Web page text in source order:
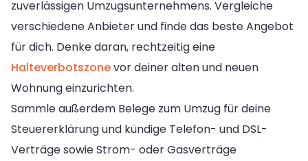
zuverlässigen Umzugsunternehmens. Vergleiche
verschiedene Anbieter und finde das beste Angebot
für dich. Denke daran, rechtzeitig eine
Halteverbotszonevor deiner alten und neuen
Wohnung einzurichten.
Sammle außerdem Belege zum Umzug für deine
Steuererklärung und kündige Telefon- und DSL-
Verträge sowie Strom- oder Gasverträge